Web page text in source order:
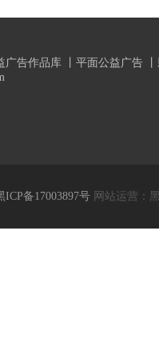
广告作品库 平面公益广告
ICP备17003897号 网站运营：